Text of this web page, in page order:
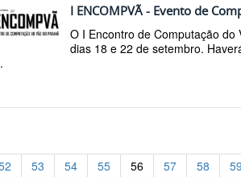
I ENCOMPVÃ - Evento de
O I Encontro de Computação
dias 18 e 22 de setembro.
53 54 55 56 57 58 59